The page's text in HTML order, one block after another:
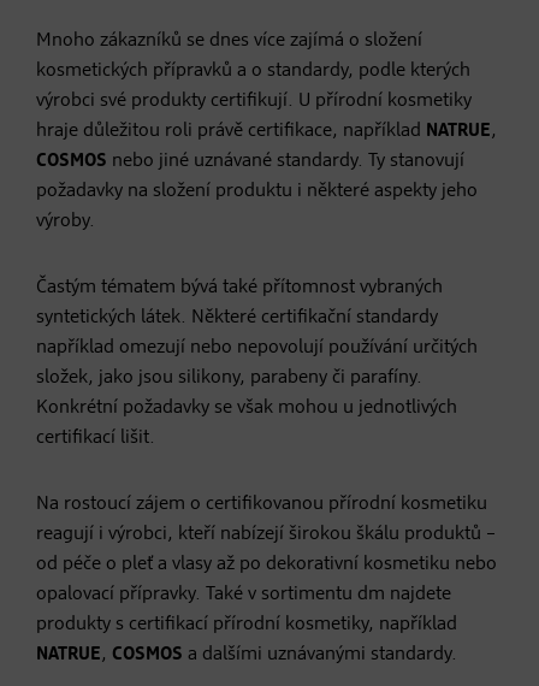
Mnoho zákazníků se dnes více zajímá o složení
kosmetických přípravků a o standardy, podle kterých
výrobci své produkty certifikují. U přírodní kosmetiky
hraje důležitou roli právě certifikace, například NATRUE,
COSMOS nebo jiné uznávané standardy. Ty stanovují
požadavky na složení produktu i některé aspekty jeho
výroby.
Častým tématem bývá také přítomnost vybraných
syntetických látek. Některé certifikační standardy
například omezují nebo nepovolují používání určitých
složek, jako jsou silikony, parabeny či parafíny.
Konkrétní požadavky se však mohou u jednotlivých
certifikací lišit.
Na rostoucí zájem o certifikovanou přírodní kosmetiku
reagují i výrobci, kteří nabízejí širokou škálu produktů –
od péče o pleť a vlasy až po dekorativní kosmetiku nebo
opalovací přípravky. Také v sortimentu dm najdete
produkty s certifikací přírodní kosmetiky, například
NATRUE, COSMOS a dalšími uznávanými standardy.